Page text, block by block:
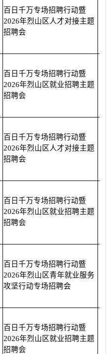
百日千万专场招聘行动暨
2026年烈山区人才对接主题
招聘会
百日千万专场招聘行动暨
2026年烈山区就业招聘主题
招聘会
百日千万专场招聘行动暨
2026年烈山区人才对接主题
招聘会
百日千万专场招聘行动暨
2026年烈山区就业招聘主题
招聘会
百日千万专场招聘行动暨
2026年烈山区青年就业服务
攻坚行动专场招聘会
百日千万专场招聘行动暨
2026年烈山区就业招聘主题
招聘会